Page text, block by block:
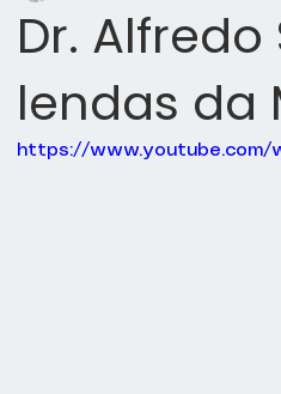
Ortopedia
Dr.
lendas da
https://www.youtube.com/